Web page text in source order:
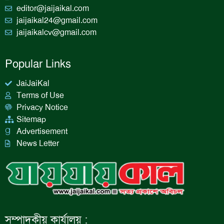
editor@jaijaikal.com
jaijaikal24@gmail.com
jaijaikalcv@gmail.com
Popular Links
JaiJaiKal
Terms of Use
Privacy Notice
Sitemap
Advertisement
News Letter
সম্পাদকীয় কার্যালয় :